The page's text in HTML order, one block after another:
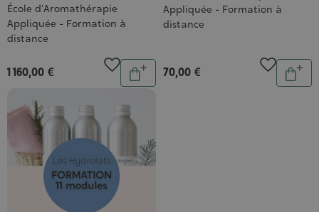
École d'Aromathérapie
Appliquée - Formation à
distance
1 160,00 € Quantité
Ajouter
Appliquée - Formation à
distance
70,00 €